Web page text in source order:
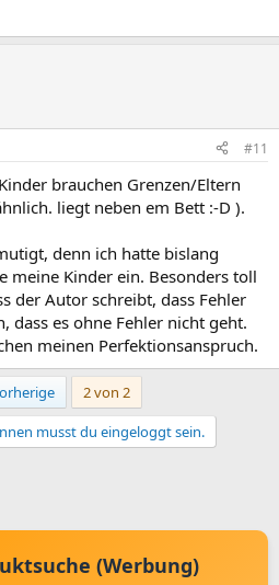
#11
brauchen Grenzen/Eltern
liegt neben em Bett :-D ).
denn ich hatte bislang
meine Kinder ein. Besonders toll
der Autor schreibt, dass Fehler
dass es ohne Fehler nicht geht.
meinen Perfektionsanspruch.
2 von 2
musst du eingeloggt sein.
(Werbung)